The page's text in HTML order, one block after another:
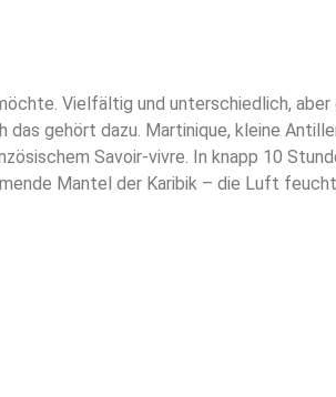
Vielfältig und unterschiedlich, aber
das gehört dazu. Martinique, kleine
Savoir-vivre. In knapp 10
Mantel der Karibik – die Luft